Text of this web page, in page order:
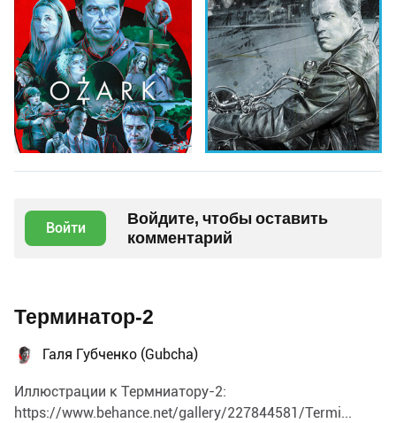
Войти
Войдите, чтобы оставить
комментарий
Терминатор-2
Галя Губченко (Gubcha)
Иллюстрации к Термниатору-2:
https://www.behance.net/gallery/227844581/Termi...